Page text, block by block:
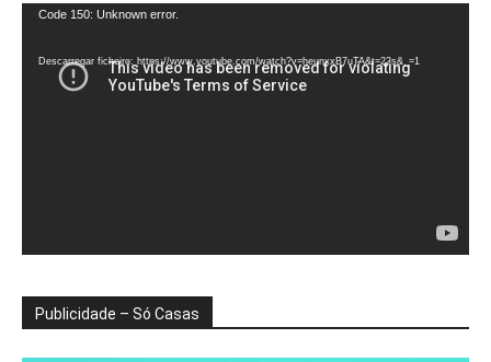
Reprodutor
vídeo
Code 150: Unknown error.
Descarregar ficheiro: https://www.youtube.com/watch?v=heunxxB7uTA&t=22s&_=1
Publicidade – Só Casas